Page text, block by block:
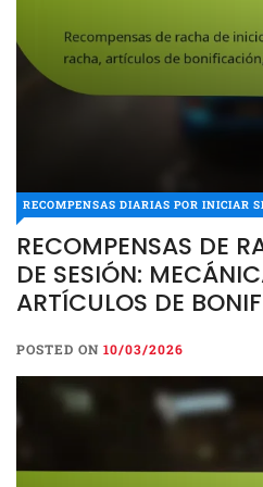
RECOMPENSAS DIARIAS POR INICIAR
RECOMPENSAS DE
DE SESIÓN:
ARTÍCULOS DE
POSTED ON 10/03/2026